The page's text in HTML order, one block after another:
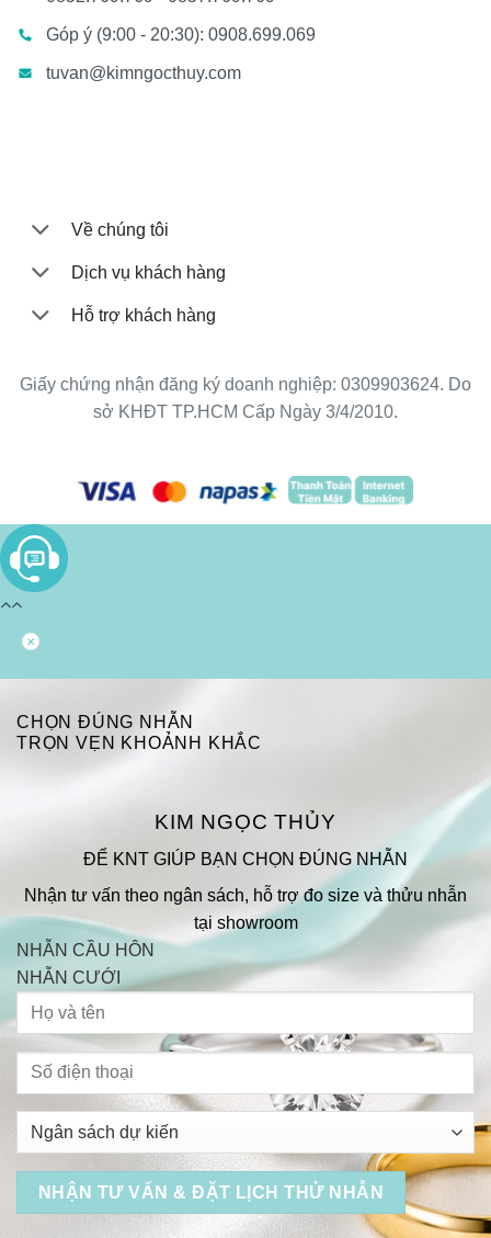
Góp ý (9:00 - 20:30): 0908.699.069
tuvan@kimngocthuy.com
Về chúng tôi
Dịch vụ khách hàng
Hỗ trợ khách hàng
Giấy chứng nhận đăng ký doanh nghiệp: 0309903624. Do
sở KHĐT TP.HCM Cấp Ngày 3/4/2010.
CHỌN ĐÚNG NHẪN
TRỌN VẸN KHOẢNH KHẮC
KIM NGỌC THỦY
ĐỂ KNT GIÚP BẠN CHỌN ĐÚNG NHẪN
Nhận tư vấn theo ngân sách, hỗ trợ đo size và thửu nhẫn
tại showroom
NHẪN CẦU HÔN
NHẪN CƯỚI